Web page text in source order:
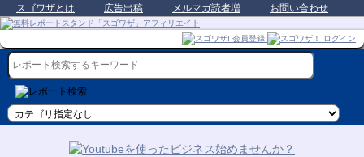
スゴワザとは 広告出稿 メルマガ読者増 お問い合わせ